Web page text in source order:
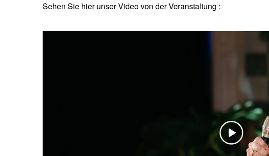
Sehen Sie hier unser Video von der Veranstaltung :